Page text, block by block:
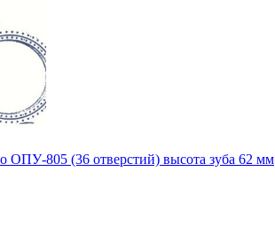
ОПУ-805 (36 отверстий) высота зуба 62 мм